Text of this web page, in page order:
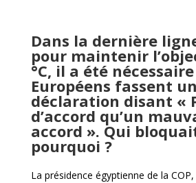
Dans la dernière
pour maintenir
°C, il a été
Européens fassent
déclaration disant «
d’accord qu’un
accord ». Qui
pourquoi ?
La présidence égyptienne de la COP,